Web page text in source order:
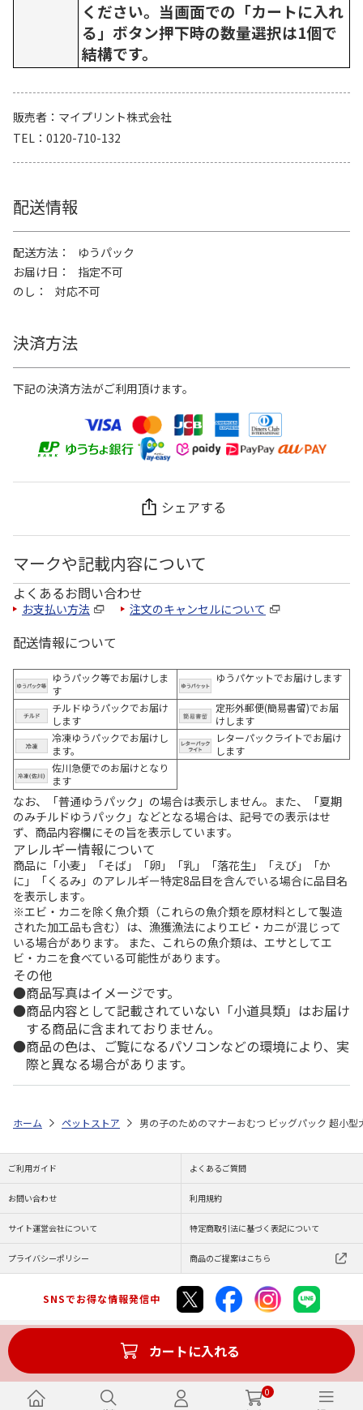
0
ください。当画面での「カートに入れ
る」ボタン押下時の数量選択は1個で
結構です。
販売者
マイプリント株式会社
TEL
0120-710-132
配送情報
配送方法
ゆうパック
お届け日
指定不可
のし
対応不可
決済方法
下記の決済方法がご利用頂けます。
シェアする
マークや記載内容について
よくあるお問い合わせ
お支払い方法 注文のキャンセルについて
配送情報について
ゆうパック等でお届けしま
す
ゆうパケットでお届けします
チルドゆうパックでお届け
します
定形外郵便(簡易書留)でお届
けします
冷凍ゆうパックでお届けし
ます。
レターパックライトでお届け
します
佐川急便でのお届けとなり
ます
なお、「普通ゆうパック」の場合は表示しません。また、「夏期
のみチルドゆうパック」などとなる場合は、記号での表示はせ
ず、商品内容欄にその旨を表示しています。
アレルギー情報について
商品に「小麦」「そば」「卵」「乳」「落花生」「えび」「か
に」「くるみ」のアレルギー特定8品目を含んでいる場合に品目名
を表示します。
※エビ・カニを除く魚介類（これらの魚介類を原材料として製造
された加工品も含む）は、漁獲漁法によりエビ・カニが混じって
いる場合があります。 また、これらの魚介類は、エサとしてエ
ビ・カニを食べている可能性があります。
その他
商品写真はイメージです。
商品内容として記載されていない「小道具類」はお届け
する商品に含まれておりません。
商品の色は、ご覧になるパソコンなどの環境により、実
際と異なる場合があります。
カートに入れる
ホーム ペットストア 男の子のためのマナーおむつ ビッグパック 超小型
ご利用ガイド よくあるご質問
お問い合わせ 利用規約
サイト運営会社について 特定商取引法に基づく表記について
プライバシーポリシー 商品のご提案はこちら
SNSでお得な情報発信中